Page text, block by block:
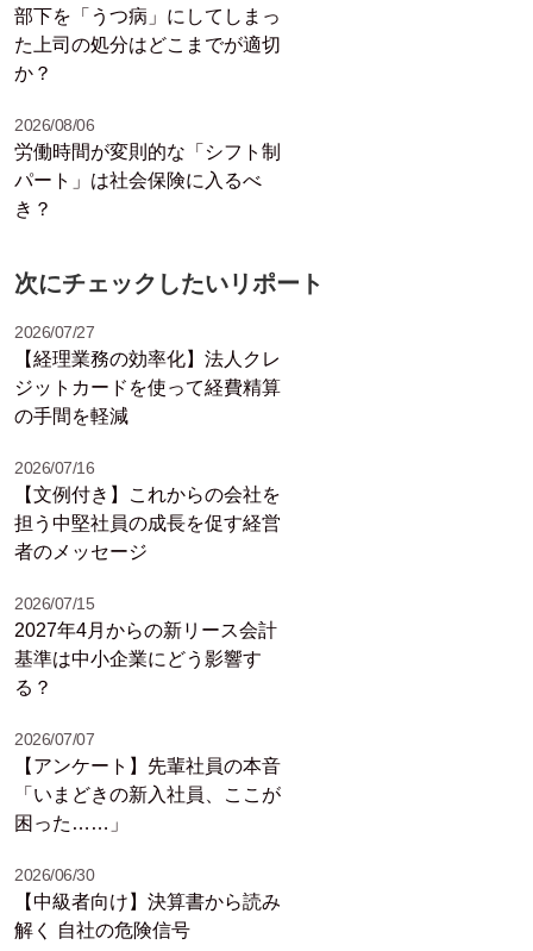
部下を「うつ病」にしてしまっ
た上司の処分はどこまでが適切
か？
2026/08/06
労働時間が変則的な「シフト制
パート」は社会保険に入るべ
き？
次にチェックしたいリポート
2026/07/27
【経理業務の効率化】法人クレ
ジットカードを使って経費精算
の手間を軽減
2026/07/16
【文例付き】これからの会社を
担う中堅社員の成長を促す経営
者のメッセージ
2026/07/15
2027年4月からの新リース会計
基準は中小企業にどう影響す
る？
2026/07/07
【アンケート】先輩社員の本音
「いまどきの新入社員、ここが
困った……」
2026/06/30
【中級者向け】決算書から読み
解く 自社の危険信号